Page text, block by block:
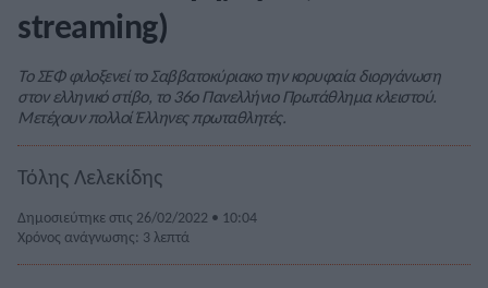
streaming)
Το ΣΕΦ φιλοξενεί το Σαββατοκύριακο την κορυφαία διοργάνωση
στον ελληνικό στίβο, το 36ο Πανελλήνιο Πρωτάθλημα κλειστού.
Μετέχουν πολλοί Έλληνες πρωταθλητές.
Τόλης Λελεκίδης
Δημοσιεύτηκε στις 26/02/2022 • 10:04
Χρόνος ανάγνωσης: 3 λεπτά